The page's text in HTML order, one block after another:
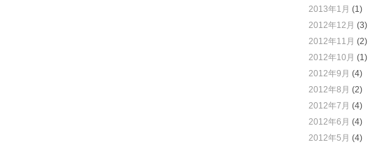
2013年1月 (1)
2012年12月 (3)
2012年11月 (2)
2012年10月 (1)
2012年9月 (4)
2012年8月 (2)
2012年7月 (4)
2012年6月 (4)
2012年5月 (4)